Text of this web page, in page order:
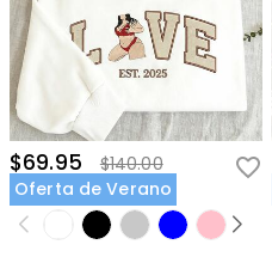
$69.95
$140.00
Oferta de Verano